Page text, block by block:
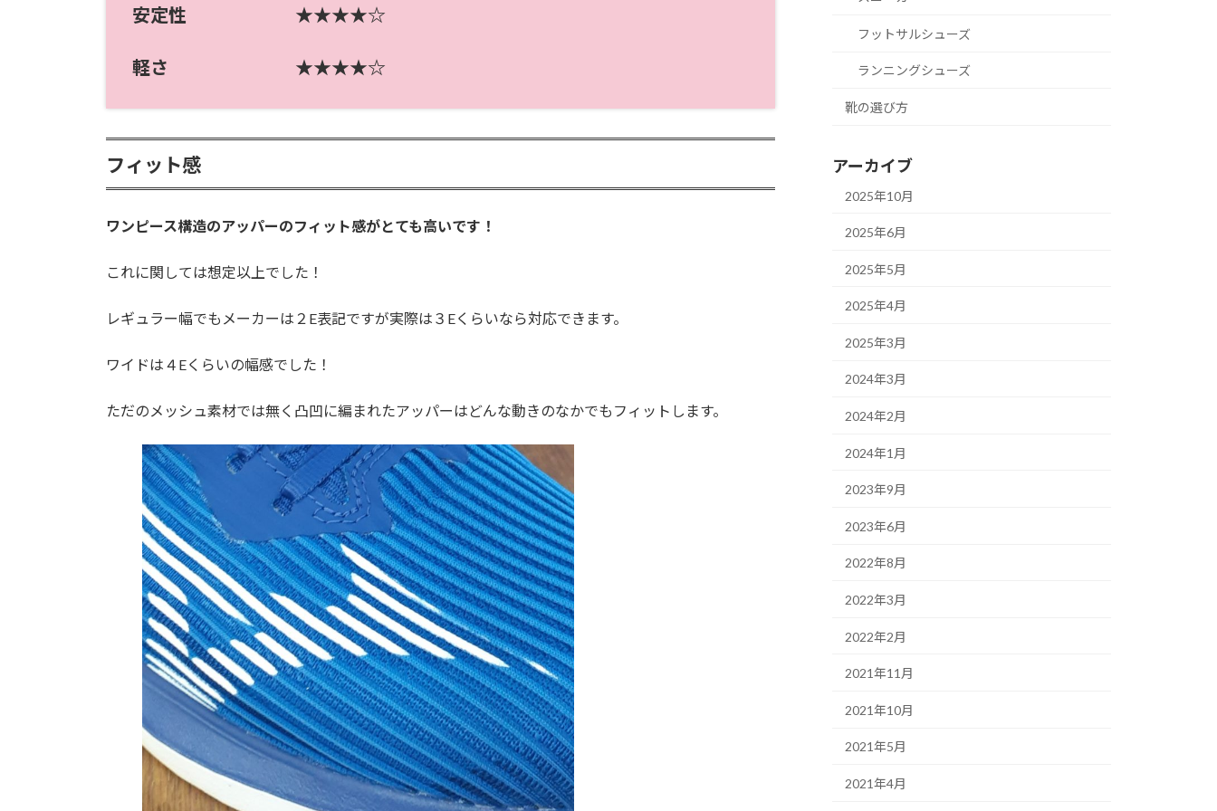
安定性 ★★★★☆
軽さ ★★★★☆
フィット感
ワンピース構造のアッパーのフィット感がとても高いです！
これに関しては想定以上でした！
レギュラー幅でもメーカーは２E表記ですが実際は３Eくらいなら対応できます。
ワイドは４Eくらいの幅感でした！
ただのメッシュ素材では無く凸凹に編まれたアッパーはどんな動きのなかでもフィットします。
フットサルシューズ
ランニングシューズ
靴の選び方
アーカイブ
2025年10月
2025年6月
2025年5月
2025年4月
2025年3月
2024年3月
2024年2月
2024年1月
2023年9月
2023年6月
2022年8月
2022年3月
2022年2月
2021年11月
2021年10月
2021年5月
2021年4月